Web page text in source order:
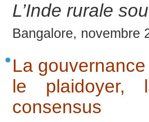
L’Inde rurale
Bangalore, novembre
La
le
consensus